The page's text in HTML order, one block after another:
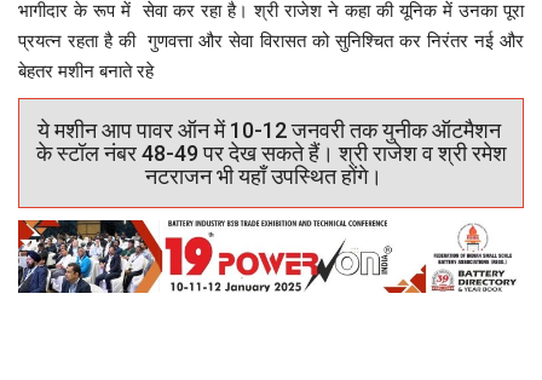
भागीदार के रूप में सेवा कर रहा है। श्री राजेश ने कहा की यूनिक में उनका पूरा
प्रयत्न रहता है की गुणवत्ता और सेवा विरासत को सुनिश्चित कर निरंतर नई और
बेहतर मशीन बनाते रहे
ये मशीन आप पावर ऑन में 10-12 जनवरी तक युनीक ऑटमैशन
के स्टॉल नंबर 48-49 पर देख सकते हैं। श्री राजेश व श्री रमेश
नटराजन भी यहाँ उपस्थित होंगे।